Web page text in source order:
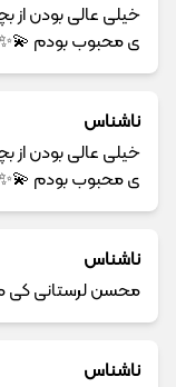
خیلی عالی بودن از
ی محبوب بودم
ناشناس
خیلی عالی بودن از
ی محبوب بودم
ناشناس
محسن لرستانی کی
ناشناس